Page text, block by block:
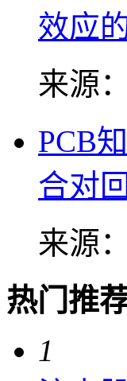
效应
来源
PCB
合对
来源
热门推
1